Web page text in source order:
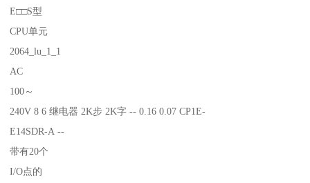
E□□S型
CPU单元
2064_lu_1_1
AC
100～
240V 8 6 继电器 2K步 2K字 -- 0.16 0.07 CP1E-
E14SDR-A --
带有20个
I/O点的